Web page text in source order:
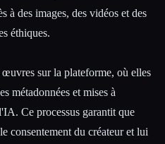
à des images, des vidéos et des
éthiques.
sur la plateforme, où elles
métadonnées et mises à
Ce processus garantit que
consentement du créateur et lui